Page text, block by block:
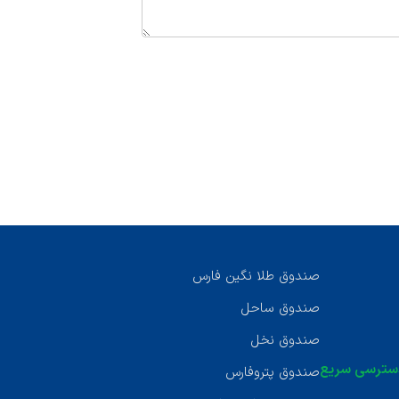
سریع
صندوق طلا نگین فارس
صندوق ساحل
صندوق نخل
صندوق پتروفارس